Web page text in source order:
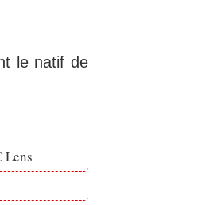
le natif de
Lens